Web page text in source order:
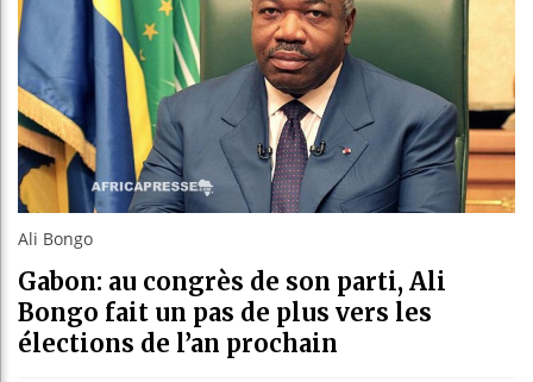
Tunisie :
Ceuta :
Ali Bongo
Gabon: au congrès de son parti, Ali
Bongo fait un pas de plus vers les
élections de l’an prochain